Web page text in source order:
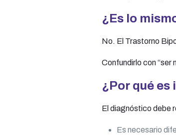
¿Es lo
No. El Trastorno
Confundirlo con “ser
¿Por qué
El diagnóstico debe
Es necesario